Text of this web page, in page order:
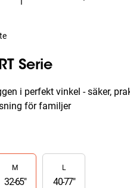
Serie
i perfekt vinkel - säker,
för familjer
M
32-65"
L
40-77"